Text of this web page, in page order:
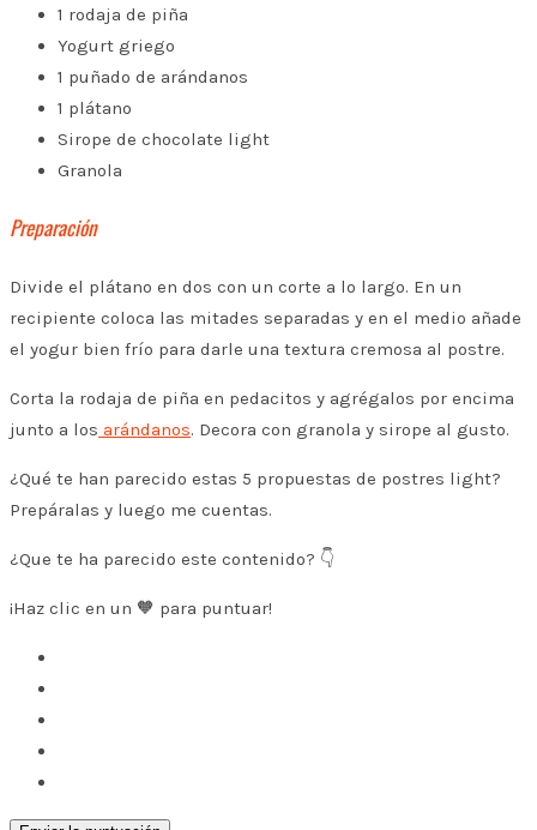
1 rodaja de piña
Yogurt griego
1 puñado de arándanos
1 plátano
Sirope de chocolate light
Granola
Preparación
Divide el plátano en dos con un corte a lo largo. En un
recipiente coloca las mitades separadas y en el medio añade
el yogur bien frío para darle una textura cremosa al postre.
Corta la rodaja de piña en pedacitos y agrégalos por encima
junto a los arándanos. Decora con granola y sirope al gusto.
¿Qué te han parecido estas 5 propuestas de postres light?
Prepáralas y luego me cuentas.
¿Que te ha parecido este contenido? 👇
¡Haz clic en un 🧡 para puntuar!